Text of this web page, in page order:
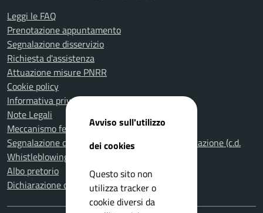
Leggi le FAQ
Prenotazione appuntamento
Segnalazione disservizio
Richiesta d'assistenza
Attuazione misure PNRR
Cookie policy
Informativa privacy
Note Legali
Meccanismo feedback per l'accessibilità
Segnalazione di illeciti nella Pubblica Amministrazione (c.d.
Whistleblowing)
Albo pretorio
Dichiarazione di accessibilità
Avviso sull'utilizzo
dei cookies
Questo sito non
utilizza tracker o
cookie diversi da